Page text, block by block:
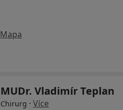
Mapa
MUDr. Vladimír Teplan
Chirurg · Více